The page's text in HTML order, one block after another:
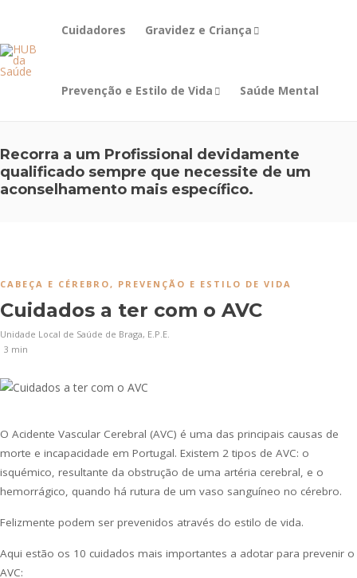
Cuidadores Gravidez e Criança
Prevenção e Estilo de Vida Saúde Mental
Recorra a um Profissional devidamente
qualificado sempre que necessite de um
aconselhamento mais específico.
CABEÇA E CÉREBRO, PREVENÇÃO E ESTILO DE VIDA
Cuidados a ter com o AVC
Unidade Local de Saúde de Braga, E.P.E.
3 min
O Acidente Vascular Cerebral (AVC) é uma das principais causas de
morte e incapacidade em Portugal. Existem 2 tipos de AVC: o
isquémico, resultante da obstrução de uma artéria cerebral, e o
hemorrágico, quando há rutura de um vaso sanguíneo no cérebro.
Felizmente podem ser prevenidos através do estilo de vida.
Aqui estão os 10 cuidados mais importantes a adotar para prevenir o
AVC: